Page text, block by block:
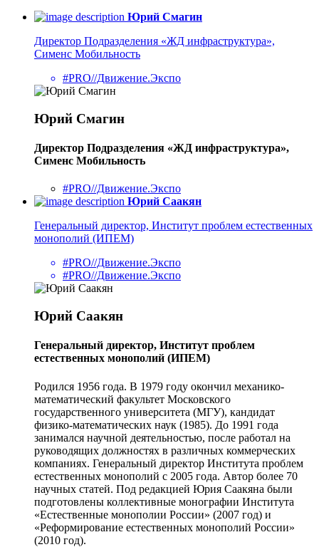
Юрий Смагин
Директор Подразделения «ЖД инфраструктура»,
Сименс Мобильность
#PRO//Движение.Экспо
Юрий Смагин
Директор Подразделения «ЖД инфраструктура»,
Сименс Мобильность
#PRO//Движение.Экспо
Юрий Саакян
Генеральный директор, Институт проблем естественных
монополий (ИПЕМ)
#PRO//Движение.Экспо
#PRO//Движение.Экспо
Юрий Саакян
Генеральный директор, Институт проблем
естественных монополий (ИПЕМ)
Родился 1956 года. В 1979 году окончил механико-
математический факультет Московского
государственного университета (МГУ), кандидат
физико-математических наук (1985). До 1991 года
занимался научной деятельностью, после работал на
руководящих должностях в различных коммерческих
компаниях. Генеральный директор Института проблем
естественных монополий с 2005 года. Автор более 70
научных статей. Под редакцией Юрия Саакяна были
подготовлены коллективные монографии Института
«Естественные монополии России» (2007 год) и
«Реформирование естественных монополий России»
(2010 год).